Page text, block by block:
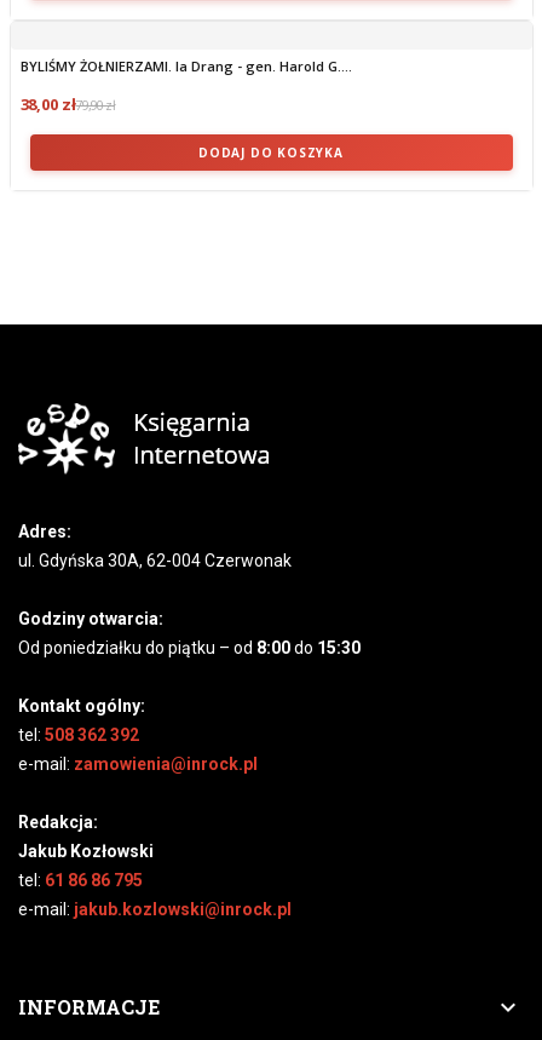
BYLIŚMY ŻOŁNIERZAMI. Ia Drang - gen. Harold G....
38,00 zł79,90 zł
DODAJ DO KOSZYKA
Adres:
ul. Gdyńska 30A, 62-004 Czerwonak
Godziny otwarcia:
Od poniedziałku do piątku – od 8:00do 15:30
Kontakt ogólny:
tel: 508 362 392
e-mail: zamowienia@inrock.pl
Redakcja:
Jakub Kozłowski
tel: 61 86 86 795
e-mail: jakub.kozlowski@inrock.pl
INFORMACJE 